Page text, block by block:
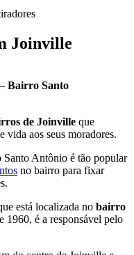
Joinville
Bairro Santo
de Joinville que
vida aos seus moradores.
Santo Antônio é tão popular
no bairro para fixar
está localizada no bairro
1960, é a responsável pelo